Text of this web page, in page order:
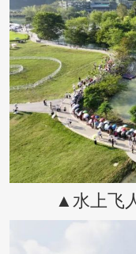
▲水上飞